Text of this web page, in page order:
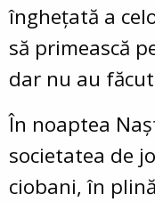
înghețată a
să primească
dar nu au
În noaptea
societatea de
ciobani, în